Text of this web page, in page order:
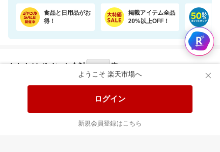
ようこそ 楽天市場へ
ログイン
新規会員登録はこちら
食品と日用品がお
得！
掲載アイテム全品
20%以上OFF！
あなたはポイント 合計 倍